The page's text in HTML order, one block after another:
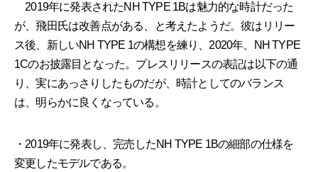
2019年に発表されたNH TYPE 1Bは魅力的な時計だった
が、飛田氏は改善点がある、と考えたようだ。彼はリリー
ス後、新しいNH TYPE 1の構想を練り、2020年、NH TYPE
1Cのお披露目となった。プレスリリースの表記は以下の通
り、実にあっさりしたものだが、時計としてのバランス
は、明らかに良くなっている。
・2019年に発表し、完売したNH TYPE 1Bの細部の仕様を
変更したモデルである。